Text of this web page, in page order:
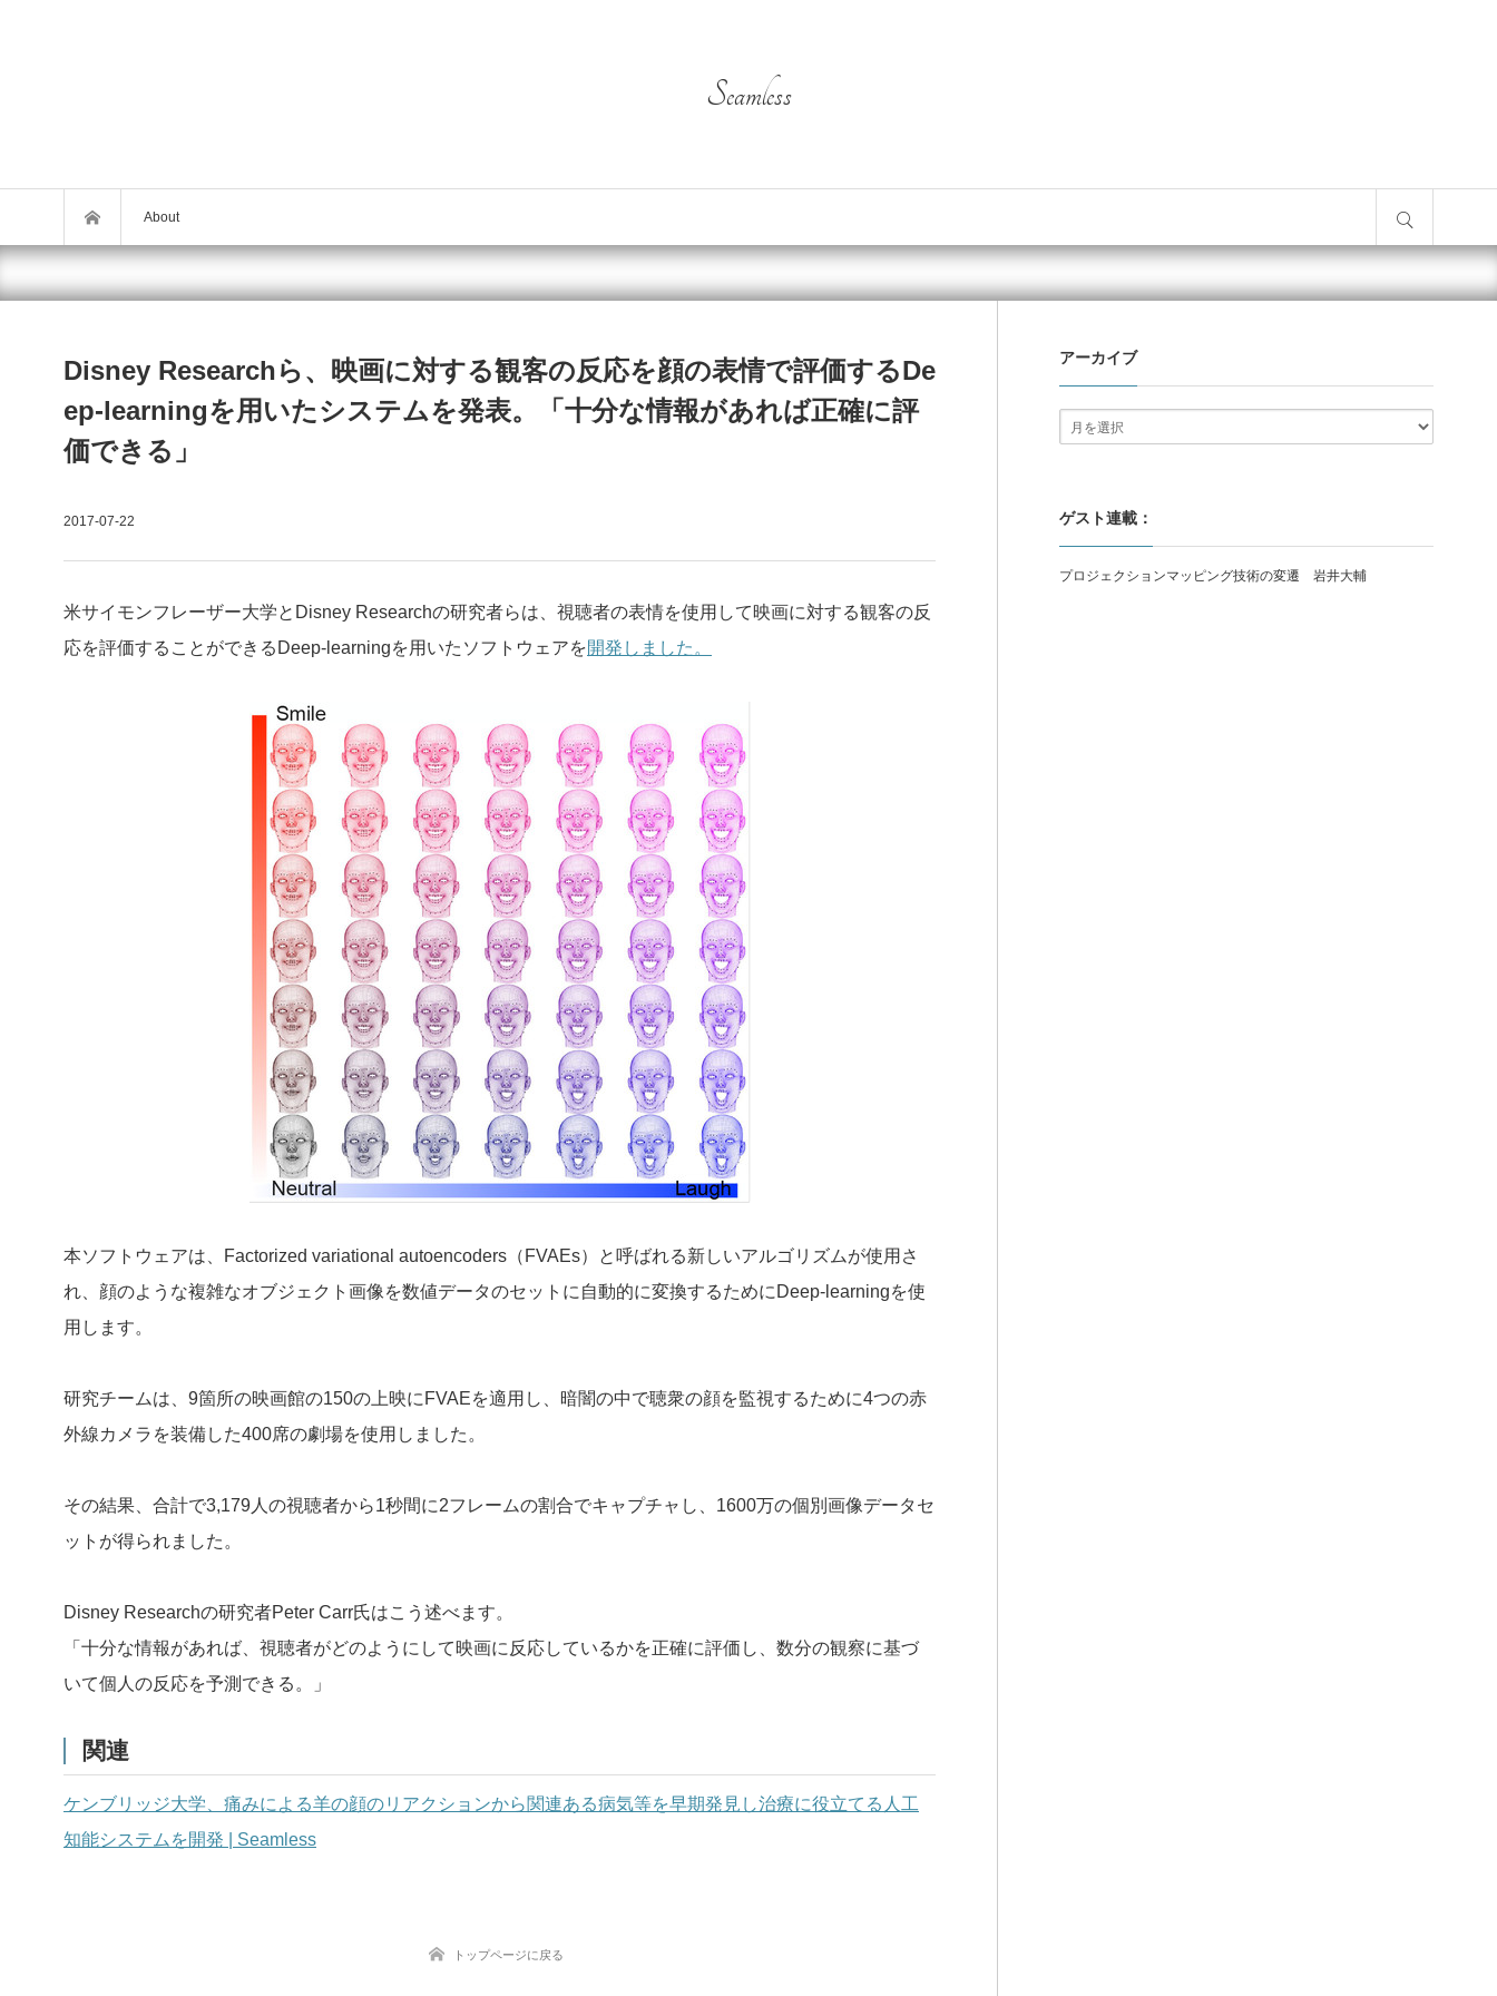
Seamless
About
Disney Researchら、映画に対する観客の反応を顔の表情で評価するDe
ep-learningを用いたシステムを発表。「十分な情報があれば正確に評
価できる」
2017-07-22
米サイモンフレーザー大学とDisney Researchの研究者らは、視聴者の表情を使用して映画に対する観客の反
応を評価することができるDeep-learningを用いたソフトウェアを開発しました。
本ソフトウェアは、Factorized variational autoencoders（FVAEs）と呼ばれる新しいアルゴリズムが使用さ
れ、顔のような複雑なオブジェクト画像を数値データのセットに自動的に変換するためにDeep-learningを使
用します。
研究チームは、9箇所の映画館の150の上映にFVAEを適用し、暗闇の中で聴衆の顔を監視するために4つの赤
外線カメラを装備した400席の劇場を使用しました。
その結果、合計で3,179人の視聴者から1秒間に2フレームの割合でキャプチャし、1600万の個別画像データセ
ットが得られました。
Disney Researchの研究者Peter Carr氏はこう述べます。
「十分な情報があれば、視聴者がどのようにして映画に反応しているかを正確に評価し、数分の観察に基づ
いて個人の反応を予測できる。」
関連
ケンブリッジ大学、痛みによる羊の顔のリアクションから関連ある病気等を早期発見し治療に役立てる人工
知能システムを開発 | Seamless
トップページに戻る
アーカイブ
ゲスト連載：
プロジェクションマッピング技術の変遷 岩井大輔